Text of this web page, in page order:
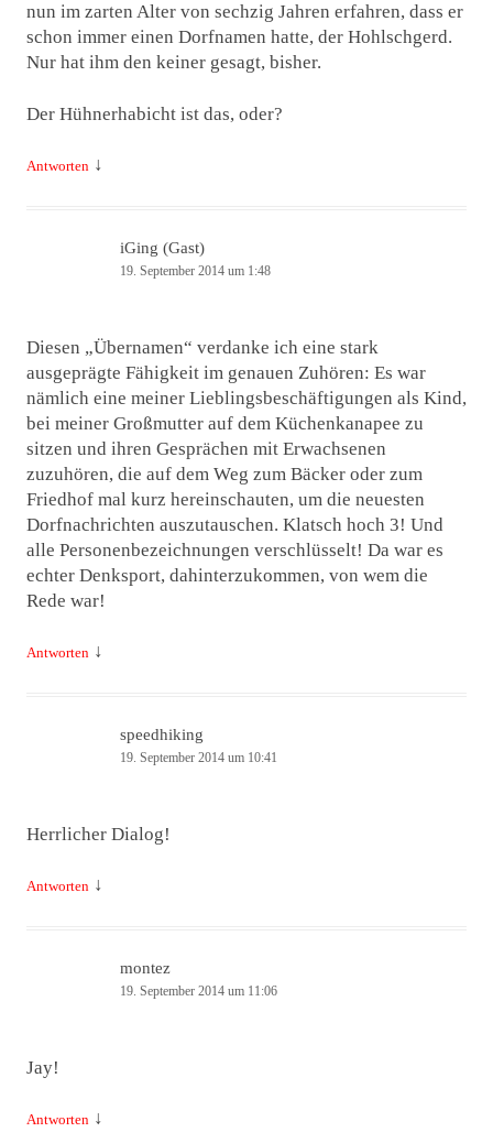
nun im zarten Alter von sechzig Jahren erfahren, dass er
schon immer einen Dorfnamen hatte, der Hohlschgerd.
Nur hat ihm den keiner gesagt, bisher.
Der Hühnerhabicht ist das, oder?
Antworten ↓
iGing (Gast)
19. September 2014 um 1:48
Diesen „Übernamen“ verdanke ich eine stark
ausgeprägte Fähigkeit im genauen Zuhören: Es war
nämlich eine meiner Lieblingsbeschäftigungen als Kind,
bei meiner Großmutter auf dem Küchenkanapee zu
sitzen und ihren Gesprächen mit Erwachsenen
zuzuhören, die auf dem Weg zum Bäcker oder zum
Friedhof mal kurz hereinschauten, um die neuesten
Dorfnachrichten auszutauschen. Klatsch hoch 3! Und
alle Personenbezeichnungen verschlüsselt! Da war es
echter Denksport, dahinterzukommen, von wem die
Rede war!
Antworten ↓
speedhiking
19. September 2014 um 10:41
Herrlicher Dialog!
Antworten ↓
montez
19. September 2014 um 11:06
Jay!
Antworten ↓